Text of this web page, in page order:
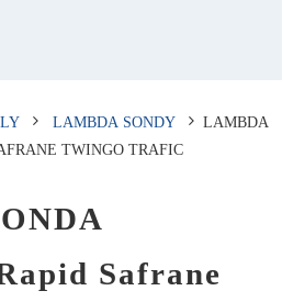
LAMBDA SONDY
LAMBDA
TWINGO TRAFIC
Safrane